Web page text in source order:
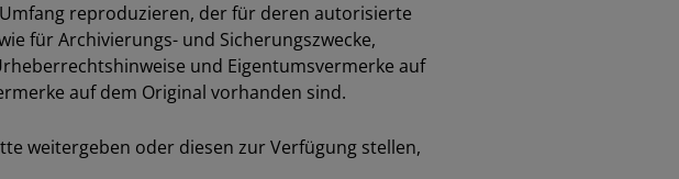
reproduzieren, der für deren autorisierte
für Archivierungs- und Sicherungszwecke,
und Eigentumsvermerke auf
auf dem Original vorhanden sind.
oder diesen zur Verfügung stellen,